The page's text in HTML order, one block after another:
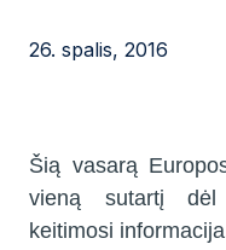
26. spalis, 2016
Šią vasarą
vieną sutartį dėl
keitimosi